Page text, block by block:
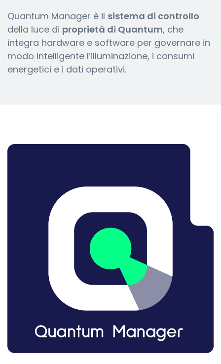
Quantum Manager è il sistema di controllo
della luce di proprietà di Quantum, che
integra hardware e software per governare in
modo intelligente l’illuminazione, i consumi
energetici e i dati operativi.